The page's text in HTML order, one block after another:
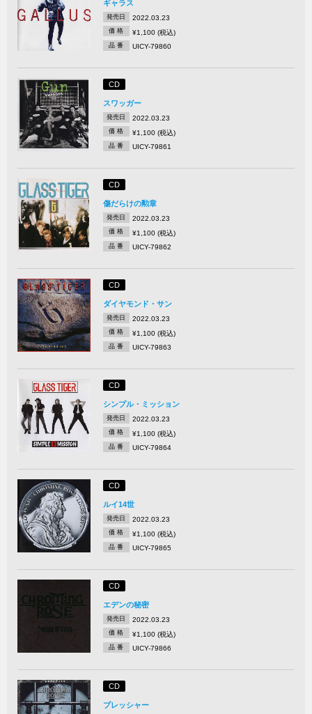
ギャラス
発売日 2022.03.23
価 格 ¥1,100 (税込)
品 番 UICY-79860
CD
スワッガー
発売日 2022.03.23
価 格 ¥1,100 (税込)
品 番 UICY-79861
CD
傷だらけの勲章
発売日 2022.03.23
価 格 ¥1,100 (税込)
品 番 UICY-79862
CD
ダイヤモンド・サン
発売日 2022.03.23
価 格 ¥1,100 (税込)
品 番 UICY-79863
CD
シンプル・ミッション
発売日 2022.03.23
価 格 ¥1,100 (税込)
品 番 UICY-79864
CD
ルイ14世
発売日 2022.03.23
価 格 ¥1,100 (税込)
品 番 UICY-79865
CD
エデンの秘密
発売日 2022.03.23
価 格 ¥1,100 (税込)
品 番 UICY-79866
CD
プレッシャー